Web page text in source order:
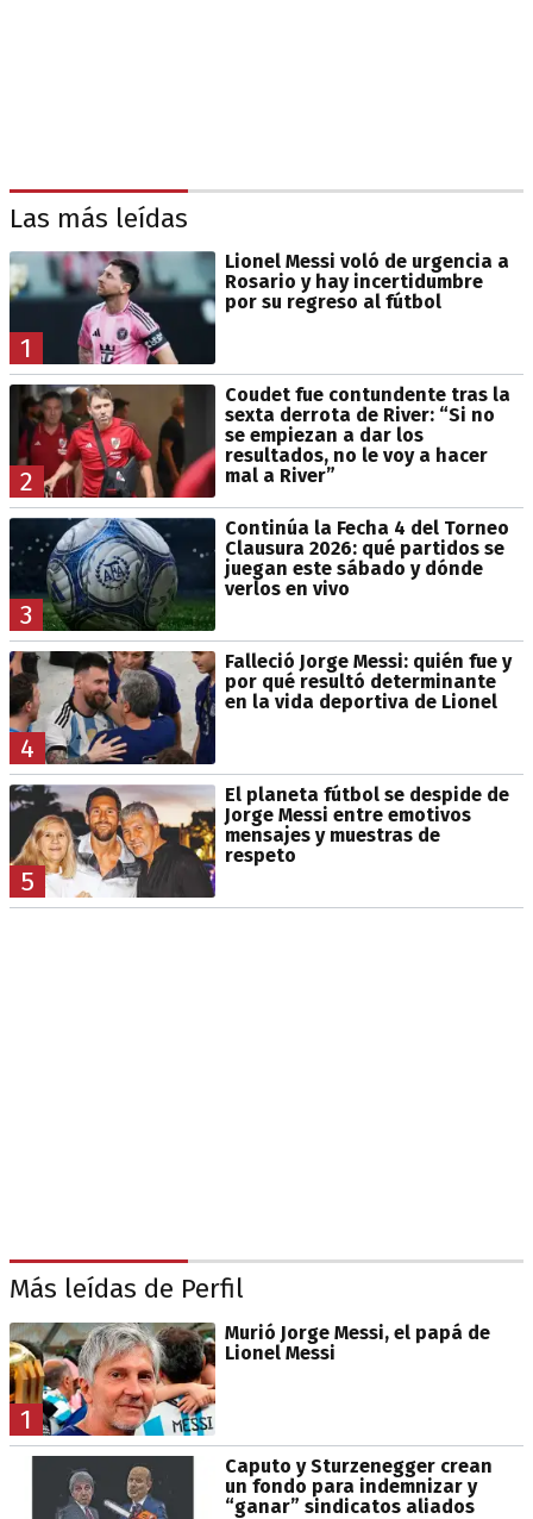
Las más leídas
1
Lionel Messi voló de urgencia a
Rosario y hay incertidumbre
por su regreso al fútbol
2
Coudet fue contundente tras la
sexta derrota de River: “Si no
se empiezan a dar los
resultados, no le voy a hacer
mal a River”
3
Continúa la Fecha 4 del Torneo
Clausura 2026: qué partidos se
juegan este sábado y dónde
verlos en vivo
4
Falleció Jorge Messi: quién fue y
por qué resultó determinante
en la vida deportiva de Lionel
5
El planeta fútbol se despide de
Jorge Messi entre emotivos
mensajes y muestras de
respeto
Más leídas de Perfil
1
Murió Jorge Messi, el papá de
Lionel Messi
Caputo y Sturzenegger crean
un fondo para indemnizar y
“ganar” sindicatos aliados